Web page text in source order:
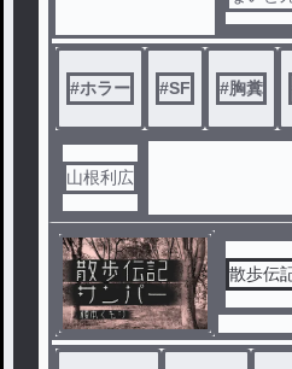
チェイ
なる都
とうに
突然現
よって
中、平
尋と校
樹は死
め奔走
ターが
#ホラー #SF #胸糞
山根利広
散歩伝